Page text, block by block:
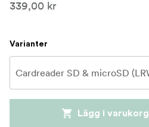
339,00 kr
Varianter
Lägg i varukorg